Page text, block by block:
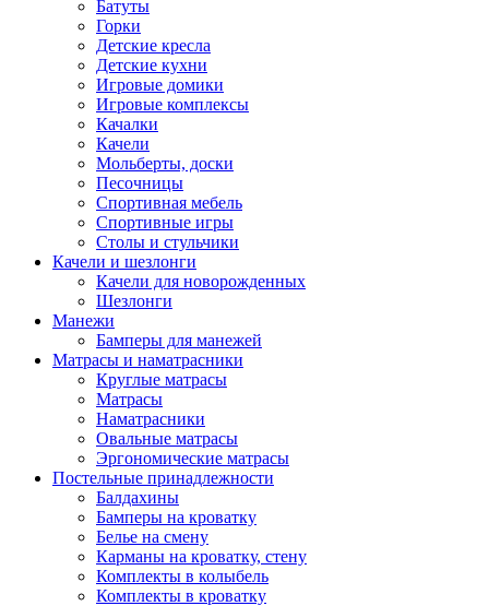
Батуты
Горки
Детские кресла
Детские кухни
Игровые домики
Игровые комплексы
Качалки
Качели
Мольберты, доски
Песочницы
Спортивная мебель
Спортивные игры
Столы и стульчики
Качели и шезлонги
Качели для новорожденных
Шезлонги
Манежи
Бамперы для манежей
Матрасы и наматрасники
Круглые матрасы
Матрасы
Наматрасники
Овальные матрасы
Эргономические матрасы
Постельные принадлежности
Балдахины
Бамперы на кроватку
Белье на смену
Карманы на кроватку, стену
Комплекты в колыбель
Комплекты в кроватку